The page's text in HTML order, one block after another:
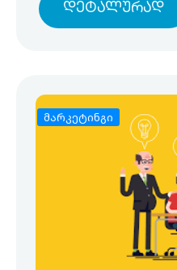
Დეტალურად
მარკეტინგი